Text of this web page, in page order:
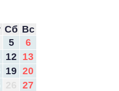
Сб Вс
5
6
12
13
19 20
27